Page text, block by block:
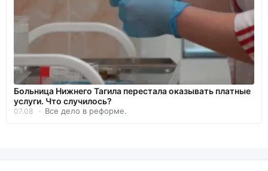
Больница Нижнего Тагила перестала оказывать платные
услуги. Что случилось?
07.08 Все дело в реформе.